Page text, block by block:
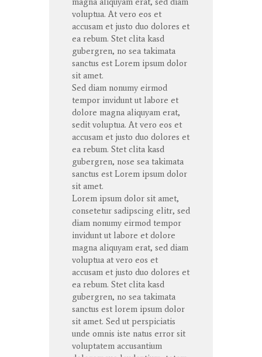
voluptua. At vero eos et
accusam et justo duo dolores et
ea rebum. Stet clita kasd
gubergren, no sea takimata
sanctus est Lorem ipsum dolor
sit amet.
Sed diam nonumy eirmod
tempor invidunt ut labore et
dolore magna aliquyam erat,
sedit voluptua. At vero eos et
accusam et justo duo dolores et
ea rebum. Stet clita kasd
gubergren, nose sea takimata
sanctus est Lorem ipsum dolor
sit amet.
Lorem ipsum dolor sit amet,
consetetur sadipscing elitr, sed
diam nonumy eirmod tempor
invidunt ut labore et dolore
magna aliquyam erat, sed diam
voluptua at vero eos et
accusam et justo duo dolores et
ea rebum. Stet clita kasd
gubergren, no sea takimata
sanctus est lorem ipsum dolor
sit amet. Sed ut perspiciatis
unde omnis iste natus error sit
voluptatem accusantium